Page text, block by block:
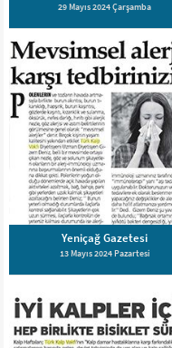
29 Mayıs 2024 Çarşamba
Yeniçağ Gazetesi
13 Mayıs 2024 Pazartesi